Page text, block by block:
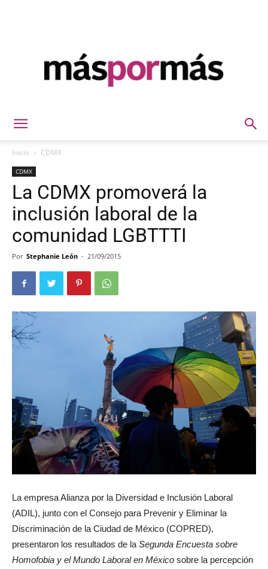
Inicio CDMX
CDMX
La CDMX promoverá la
inclusión laboral de la
comunidad LGBTTTI
Por Stephanie León - 21/09/2015
La empresa Alianza por la Diversidad e Inclusión Laboral
(ADIL), junto con el Consejo para Prevenir y Eliminar la
Discriminación de la Ciudad de México (COPRED),
presentaron los resultados de la Segunda Encuesta sobre
Homofobia y el Mundo Laboral en México sobre la percepción